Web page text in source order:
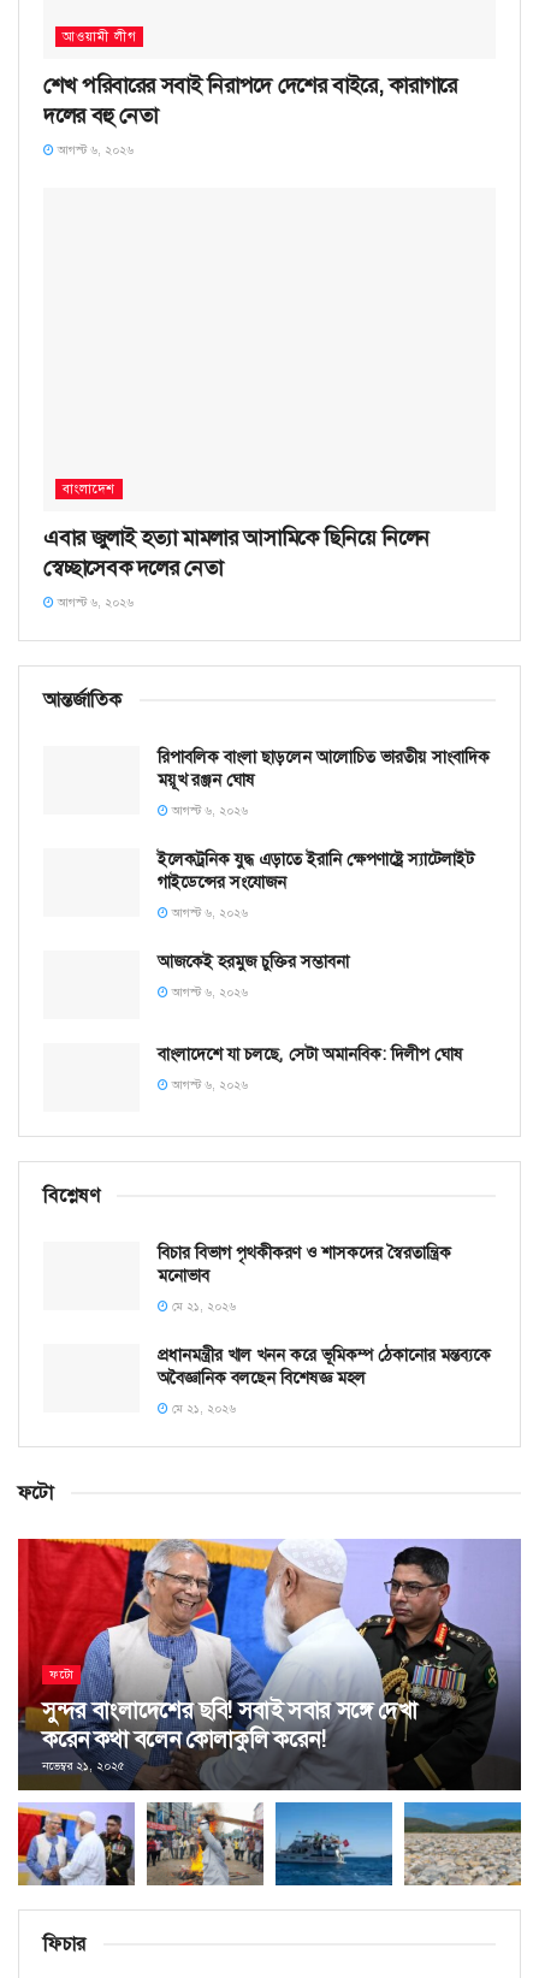
আওয়ামী লীগ
শেখ পরিবারের সবাই নিরাপদে দেশের বাইরে, কারাগারে
দলের বহু নেতা
আগস্ট ৬, ২০২৬
বাংলাদেশ
এবার জুলাই হত্যা মামলার আসামিকে ছিনিয়ে নিলেন
স্বেচ্ছাসেবক দলের নেতা
আগস্ট ৬, ২০২৬
আন্তর্জাতিক
রিপাবলিক বাংলা ছাড়লেন আলোচিত ভারতীয় সাংবাদিক
ময়ূখ রঞ্জন ঘোষ
আগস্ট ৬, ২০২৬
ইলেকট্রনিক যুদ্ধ এড়াতে ইরানি ক্ষেপণাষ্ট্রে স্যাটেলাইট
গাইডেন্সের সংযোজন
আগস্ট ৬, ২০২৬
আজকেই হরমুজ চুক্তির সম্ভাবনা
আগস্ট ৬, ২০২৬
বাংলাদেশে যা চলছে, সেটা অমানবিক: দিলীপ ঘোষ
আগস্ট ৬, ২০২৬
বিশ্লেষণ
বিচার বিভাগ পৃথকীকরণ ও শাসকদের স্বৈরতান্ত্রিক
মনোভাব
মে ২১, ২০২৬
প্রধানমন্ত্রীর খাল খনন করে ভূমিকম্প ঠেকানোর মন্তব্যকে
অবৈজ্ঞানিক বলছেন বিশেষজ্ঞ মহল
মে ২১, ২০২৬
ফটো
ফটো
সুন্দর বাংলাদেশের ছবি! সবাই সবার সঙ্গে দেখা
করেন কথা বলেন কোলাকুলি করেন!
নভেম্বর ২১, ২০২৫
ফিচার